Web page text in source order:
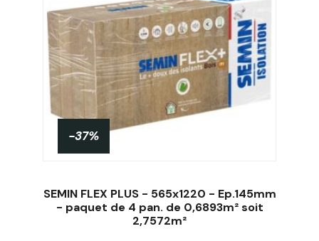
-37%
SEMIN FLEX PLUS - 565x1220 - Ep.145mm
- paquet de 4 pan. de 0,6893m² soit
2,7572m²